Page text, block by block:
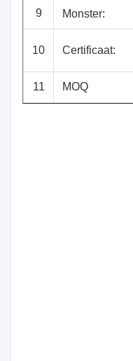
9 Monster:
10 Certificaat:
11 MOQ